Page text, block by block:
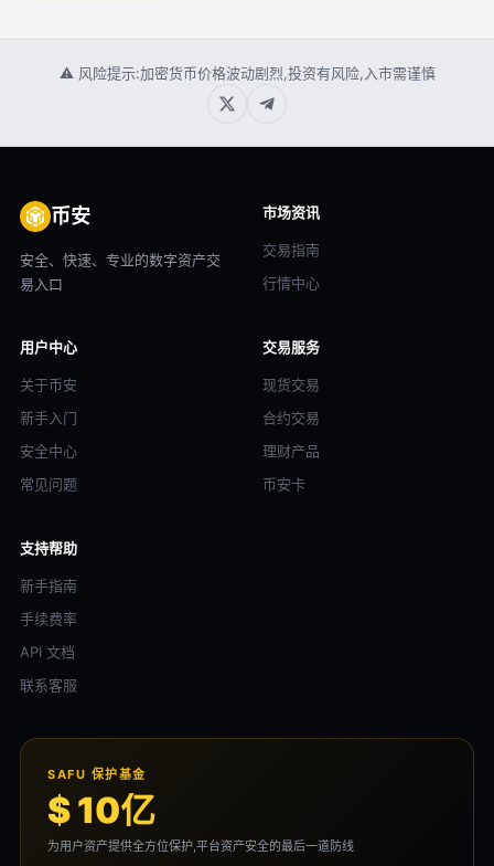
⚠ 风险提示:加密货币价格波动剧烈,投资有风险,入市需谨慎
币安
安全、快速、专业的数字资产交
易入口
市场资讯
交易指南
行情中心
用户中心
关于币安
新手入门
安全中心
常见问题
交易服务
现货交易
合约交易
理财产品
币安卡
支持帮助
新手指南
手续费率
API 文档
联系客服
SAFU 保护基金
$ 10亿
为用户资产提供全方位保护,平台资产安全的最后一道防线